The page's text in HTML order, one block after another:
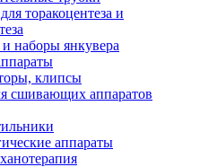
торакоцентеза и
наборы янкувера
клипсы
сшивающих аппаратов
аппараты